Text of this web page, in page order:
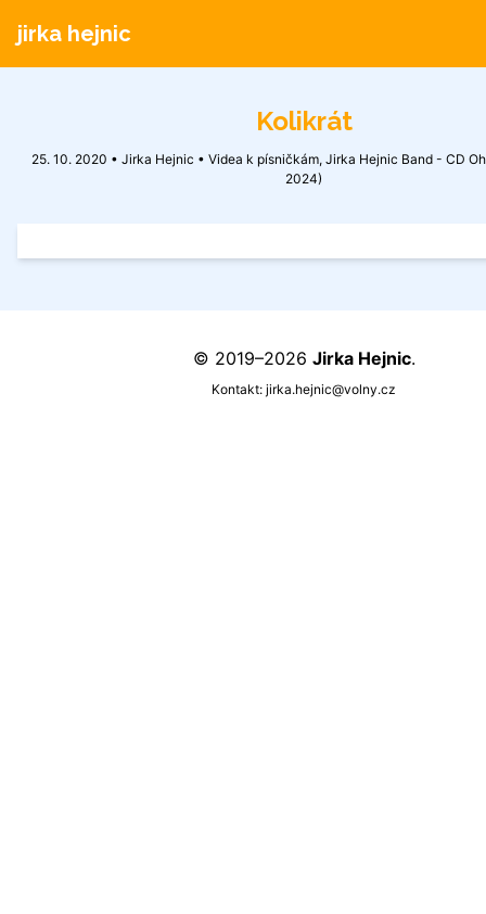
jirka hejnic
Kolikrát
25. 10. 2020 • Jirka Hejnic • Videa k písničkám, Jirka Hejnic Band - CD
2024)
© 2019–2026 Jirka Hejnic.
Kontakt: jirka.hejnic@volny.cz